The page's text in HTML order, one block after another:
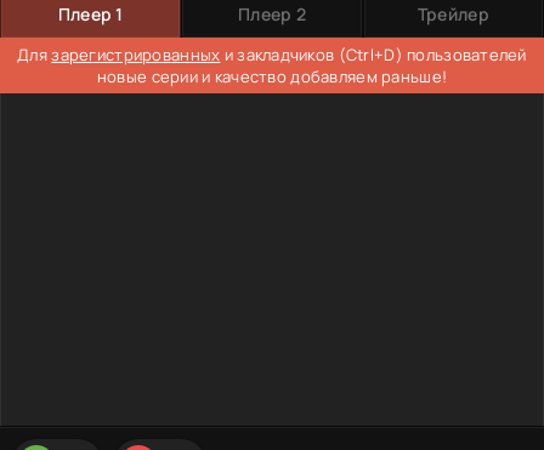
Плеер 1 Плеер 2 Трейлер
Длязарегистрированных и закладчиков (Ctrl+D) пользователей
новые серии и качество добавляем раньше!